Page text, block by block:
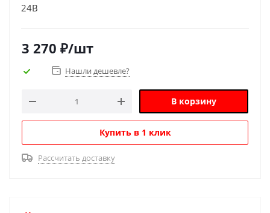
24В
3 270 ₽/шт
Нашли дешевле?
В корзину
Купить в 1 клик
Рассчитать доставку